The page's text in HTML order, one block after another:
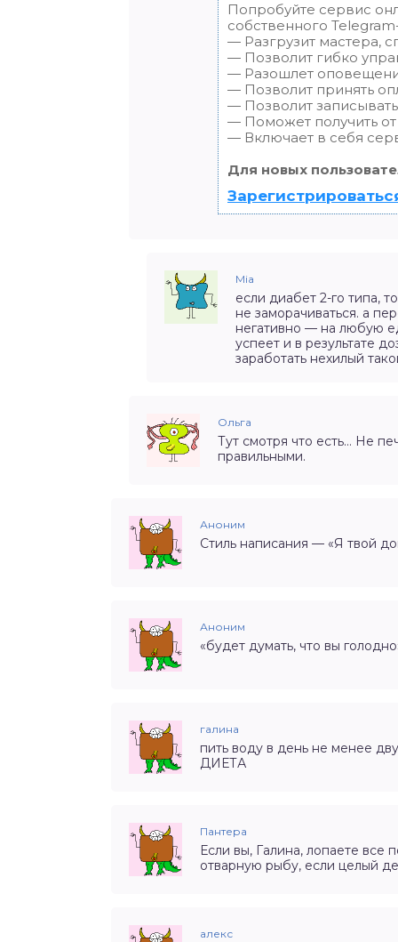
Попробуйте сервис
собственного
— Разгрузит мастера,
— Позволит гибко
— Разошлет
— Позволит принять
— Позволит
— Поможет получить
— Включает в себя
Для новых
Mia
если диабет 2-го типа,
не заморачиваться. а
негативно — на любую
успеет и в результате
заработать нехилый
Ольга
Тут смотря что есть… Не
правильными.
Аноним
Стиль написания — «Я твой
Аноним
«будет думать, что вы
галина
пить воду в день не менее
ДИЕТА
Пантера
Если вы, Галина, лопаете все
отварную рыбу, если целый
алекс